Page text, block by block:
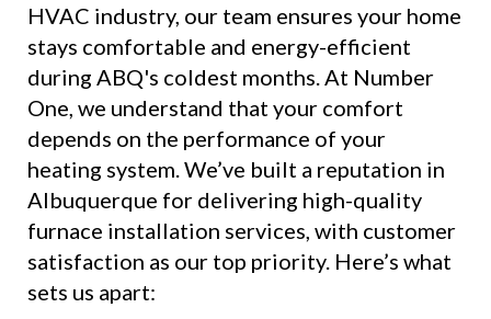
HVAC industry, our team ensures your home
stays comfortable and energy-efficient
during ABQ's coldest months. At Number
One, we understand that your comfort
depends on the performance of your
heating system. We’ve built a reputation in
Albuquerque for delivering high-quality
furnace installation services, with customer
satisfaction as our top priority. Here’s what
sets us apart: